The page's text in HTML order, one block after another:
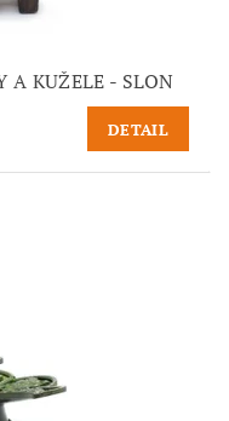
A KUŽELE - SLON
DETAIL